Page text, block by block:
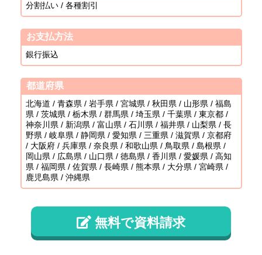
分割払い / 各種割引
お支払方法
銀行振込
都道府県
北海道 / 青森県 / 岩手県 / 宮城県 / 秋田県 / 山形県 / 福島
県 / 茨城県 / 栃木県 / 群馬県 / 埼玉県 / 千葉県 / 東京都 /
神奈川県 / 新潟県 / 富山県 / 石川県 / 福井県 / 山梨県 / 長
野県 / 岐阜県 / 静岡県 / 愛知県 / 三重県 / 滋賀県 / 京都府
/ 大阪府 / 兵庫県 / 奈良県 / 和歌山県 / 鳥取県 / 島根県 /
岡山県 / 広島県 / 山口県 / 徳島県 / 香川県 / 愛媛県 / 高知
県 / 福岡県 / 佐賀県 / 長崎県 / 熊本県 / 大分県 / 宮崎県 /
鹿児島県 / 沖縄県
無料で資料請求